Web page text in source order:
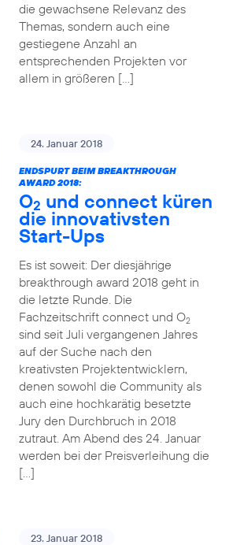
die gewachsene Relevanz des
Themas, sondern auch eine
gestiegene Anzahl an
entsprechenden Projekten vor
allem in größeren […]
24. Januar 2018
ENDSPURT BEIM BREAKTHROUGH
AWARD 2018:
O2 und connect küren
die innovativsten
Start-Ups
Es ist soweit: Der diesjährige
breakthrough award 2018 geht in
die letzte Runde. Die
Fachzeitschrift connect und O2
sind seit Juli vergangenen Jahres
auf der Suche nach den
kreativsten Projektentwicklern,
denen sowohl die Community als
auch eine hochkarätig besetzte
Jury den Durchbruch in 2018
zutraut. Am Abend des 24. Januar
werden bei der Preisverleihung die
[…]
23. Januar 2018